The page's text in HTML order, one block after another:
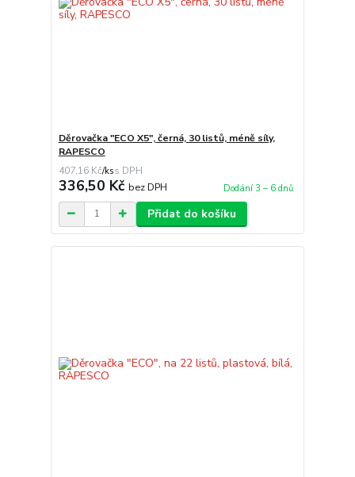
Děrovačka "ECO X5", černá, 30 listů, méně síly,
RAPESCO
407,16 Kč/ks
336,50 Kč bez DPH Dodání 3 – 6 dnů
Přidat do košíku